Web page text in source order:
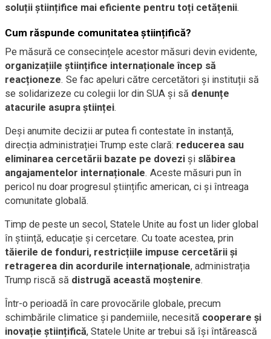
soluții științifice mai eficiente pentru toți cetățenii.
Cum răspunde comunitatea științifică?
Pe măsură ce consecințele acestor măsuri devin evidente,
organizațiile științifice internaționale încep să
reacționeze. Se fac apeluri către cercetători și instituții să
se solidarizeze cu colegii lor din SUA și să denunțe
atacurile asupra științei.
Deși anumite decizii ar putea fi contestate în instanță,
direcția administrației Trump este clară: reducerea sau
eliminarea cercetării bazate pe dovezi și slăbirea
angajamentelor internaționale. Aceste măsuri pun în
pericol nu doar progresul științific american, ci și întreaga
comunitate globală.
Timp de peste un secol, Statele Unite au fost un lider global
în știință, educație și cercetare. Cu toate acestea, prin
tăierile de fonduri, restricțiile impuse cercetării și
retragerea din acordurile internaționale, administrația
Trump riscă să distrugă această moștenire.
Într-o perioadă în care provocările globale, precum
schimbările climatice și pandemiile, necesită cooperare și
inovație științifică, Statele Unite ar trebui să își întărească